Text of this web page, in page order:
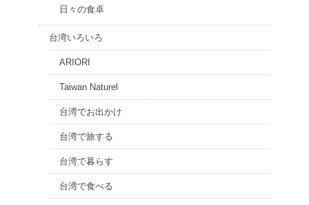
日々の食卓
台湾いろいろ
ARIORI
Taiwan Naturel
台湾でお出かけ
台湾で旅する
台湾で暮らす
台湾で食べる